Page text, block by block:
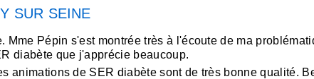
SUR SEINE
Pépin s'est montrée très à l'écoute de ma
diabète que j'apprécie beaucoup.
animations de SER diabète sont de très bonne qualité.